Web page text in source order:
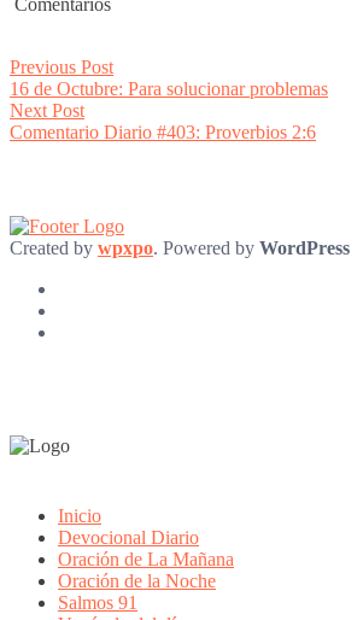
Comentarios
Post
navigation
Previous PostPrevious
post:
16 de Octubre: Para solucionar problemas
Next PostNext
post:
Comentario Diario #403: Proverbios 2:6
Created by wpxpo. Powered by WordPress
Inicio
Devocional Diario
Oración de La Mañana
Oración de la Noche
Salmos 91